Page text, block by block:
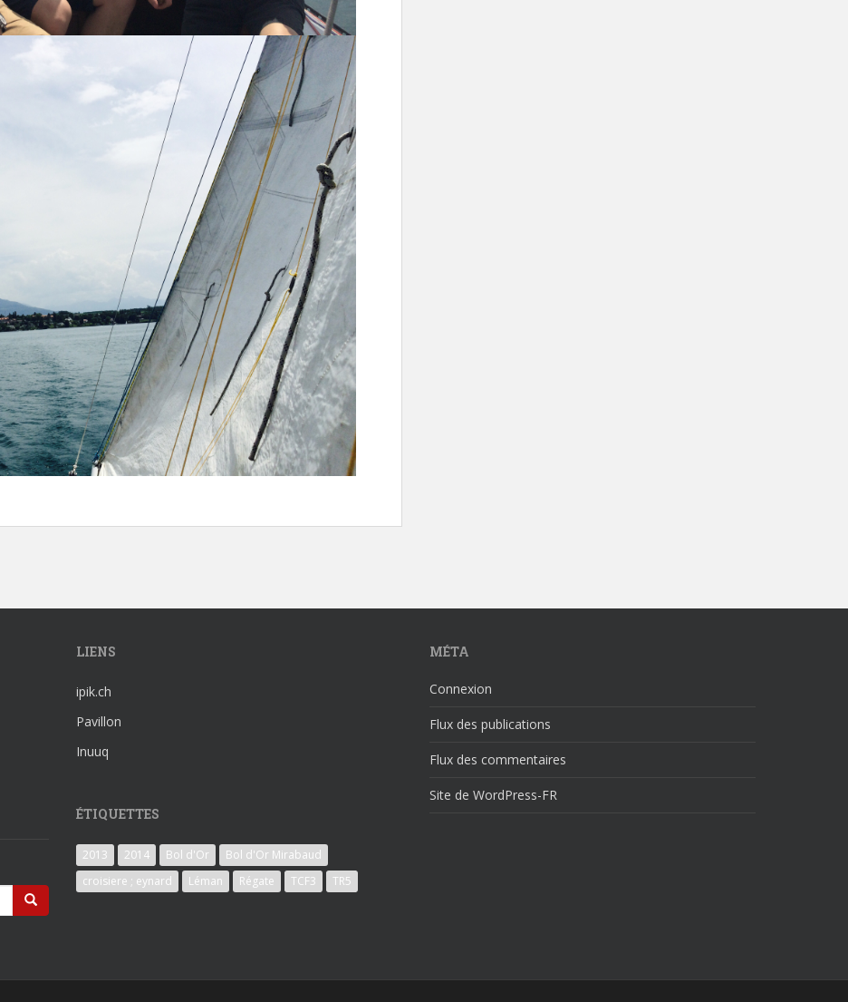
LIENS
ipik.ch
Pavillon
Inuuq
ÉTIQUETTES
2013 2014 Bol d'Or
Bol d'Or Mirabaud
croisiere ; eynard
Léman Régate TCF3 TR5
MÉTA
Connexion
Flux des publications
Flux des commentaires
Site de WordPress-FR